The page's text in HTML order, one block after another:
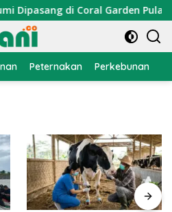
di Coral Garden Pulau
Peternakan Perkebunan